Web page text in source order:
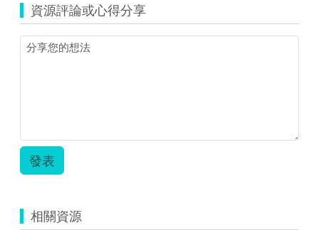
資源評論或心得分享
發表
相關資源